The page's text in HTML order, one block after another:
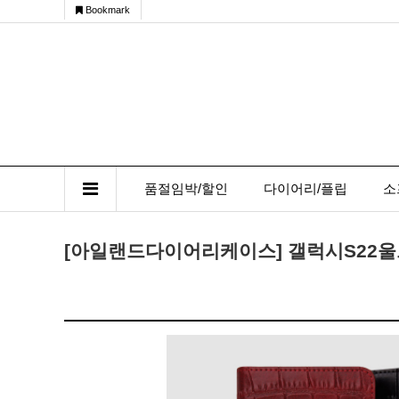
Bookmark
품절임박/할인 다이어리/플립
[아일랜드다이어리케이스] 갤럭시S22